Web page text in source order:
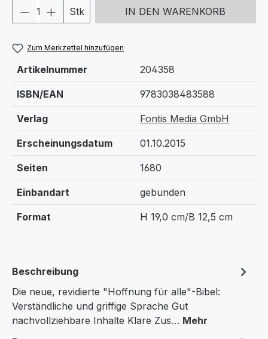
Produkt Anzahl: Gib den
Stk IN DEN WARENKORB
Zum Merkzettel hinzufügen
Artikelnummer 204358
ISBN/EAN 9783038483588
Verlag Fontis Media GmbH
Erscheinungsdatum 01.10.2015
Seiten 1680
Einbandart gebunden
Format H 19,0 cm/B 12,5 cm
Beschreibung
Die neue, revidierte "Hoffnung für alle"-Bibel:
Verständliche und griffige Sprache Gut
nachvollziehbare Inhalte Klare Zus… Mehr